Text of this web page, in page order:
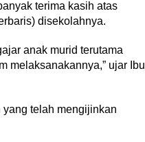
terima kasih atas
disekolahnya.
anak murid terutama
melaksanakannya,” ujar Ibu
telah mengijinkan